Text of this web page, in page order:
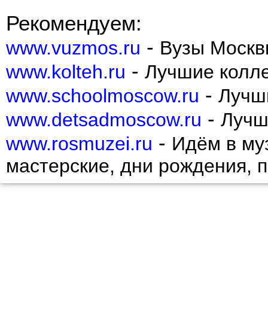
Рекомендуем:
www.vuzmos.ru - Вузы
www.kolteh.ru - Лучшие
www.schoolmoscow.ru -
www.detsadmoscow.ru -
www.rosmuzei.ru - Идём в
мастерские, дни рождения,